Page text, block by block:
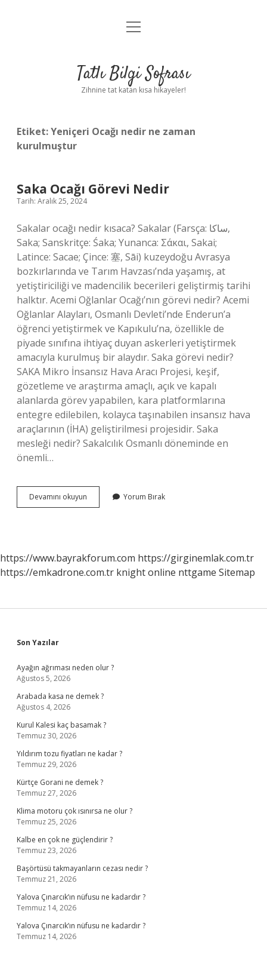
Anasayfa
Yasal Uyarı
menüyü
Tatlı Bilgi Sofrası
Zihnine tat katan kısa hikayeler!
Etiket:Yeniçeri Ocağı nedir ne zaman
kurulmuştur
Saka Ocağı Görevi Nedir
Tarih: Aralık 25, 2024
Sakalar ocağı nedir kısaca? Sakalar (Farsça: ساکا,
Saka; Sanskritçe: Śaka; Yunanca: Σάκαι, Sakai;
Latince: Sacae; Çince: 塞, Sāi) kuzeydoğu Avrasya
bozkırlarında ve Tarım Havzası’nda yaşamış, at
yetiştiriciliği ve madencilik becerileri geliştirmiş tarihi
halktır. Acemi Oğlanlar Ocağı’nın görevi nedir? Acemi
Oğlanlar Alayları, Osmanlı Devleti’nde Enderun’a
öğrenci yetiştirmek ve Kapıkulu’na, özellikle de
piyade sınıfına ihtiyaç duyan askerleri yetiştirmek
amacıyla kurulmuş bir alaydır. Saka görevi nedir?
SAKA Mikro İnsansız Hava Aracı Projesi, keşif,
gözetleme ve araştırma amaçlı, açık ve kapalı
alanlarda görev yapabilen, kara platformlarına
entegre edilebilen, kolayca taşınabilen insansız hava
araçlarının (İHA) geliştirilmesi projesidir. Saka
mesleği nedir? Sakalcılık Osmanlı döneminde en
önemli…
Devamını okuyun
Ocağı
Yorum Bırak
https://www.bayrakforum.com https://girginemlak.com.tr
https://emkadrone.com.tr knight online nttgame Sitemap
Sidebar
Son Yazılar
Ayağın ağrıması neden olur ?
Ağustos 5, 2026
Arabada kasa ne demek ?
Ağustos 4, 2026
Kurul Kalesi kaç basamak ?
Temmuz 30, 2026
Yıldırım tozu fiyatları ne kadar ?
Temmuz 29, 2026
Kürtçe Gorani ne demek ?
Temmuz 27, 2026
Klima motoru çok ısınırsa ne olur ?
Temmuz 25, 2026
Kalbe en çok ne güçlendirir ?
Temmuz 23, 2026
Başörtüsü takmayanların cezası nedir ?
Temmuz 21, 2026
Yalova Çınarcık’ın nüfusu ne kadardır ?
Temmuz 14, 2026
Yalova Çınarcık’ın nüfusu ne kadardır ?
Temmuz 14, 2026